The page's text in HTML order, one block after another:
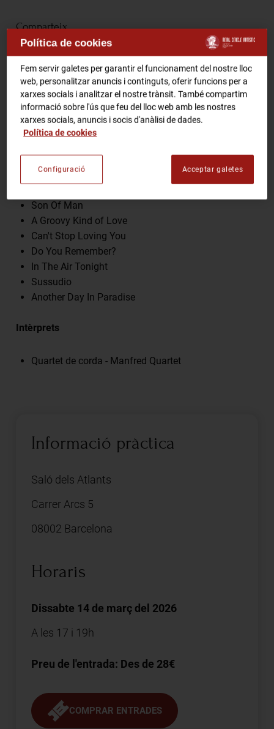
RCA Radio
RCA TV
RCA TEATRE
Gastronomic Experience 360º
Entrades Esdeveniments
Comparteix
Programa
You Can't Hurry Love
Against All Odds (Take A Look At Me Now)
One More Night
Son Of Man
A Groovy Kind of Love
Can't Stop Loving You
Do You Remember?
In The Air Tonight
Sussudio
Another Day In Paradise
Intèrprets
Quartet de corda - Manfred Quartet
Informació pràctica
Saló dels Atlants
Carrer Arcs 5
08002 Barcelona
Horaris
Dissabte 14 de març del 2026
A les 17 i 19h
Preu de l'entrada: Des de 28€
COMPRAR ENTRADES
Política de cookies
Fem servir galetes per garantir el funcionament del nostre lloc
web, personalitzar anuncis i continguts, oferir funcions per a
xarxes socials i analitzar el nostre trànsit. També compartim
informació sobre l'ús que feu del lloc web amb les nostres
xarxes socials, anuncis i socis d'anàlisi de dades.
Política de cookies
Acceptar galetes
Configuració